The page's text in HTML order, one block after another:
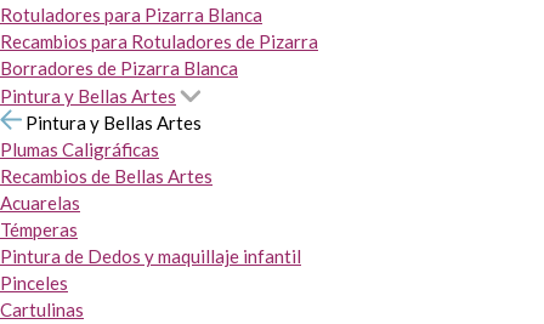
Rotuladores para Pizarra Blanca
Recambios para Rotuladores de Pizarra
Borradores de Pizarra Blanca
Pintura y Bellas Artes
Pintura y Bellas Artes
Plumas Caligráficas
Recambios de Bellas Artes
Acuarelas
Témperas
Pintura de Dedos y maquillaje infantil
Pinceles
Cartulinas